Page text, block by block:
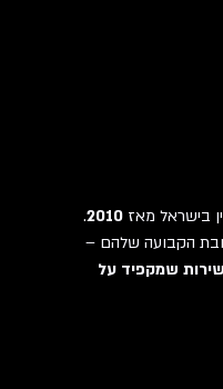
בישראל מאז2010
.
הקבועה שלהם –
שמקפיד על